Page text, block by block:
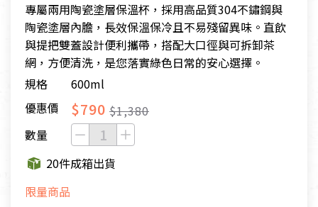
專屬兩用陶瓷塗層保溫杯，採用高品質304不鏽鋼與
陶瓷塗層內膽，長效保溫保冷且不易殘留異味。直飲
與提把雙蓋設計便利攜帶，搭配大口徑與可拆卸茶
網，方便清洗，是您落實綠色日常的安心選擇。
規格
600ml
優惠價
$790 $1,380
數量
20件成箱出貨
限量商品